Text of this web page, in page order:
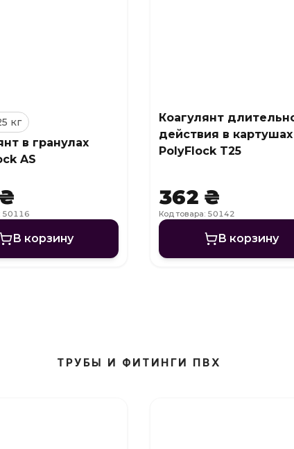
кг
в гранулах
AS
50116
В корзину
Коагулянт
действия в картушах
PolyFlock T25
362 ₴
Код товара: 50142
В корзину
ТРУБЫ И ФИТИНГИ ПВХ